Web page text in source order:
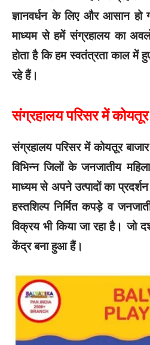
ज्ञानवर्धन के लिए और आसान हो
माध्यम से हमें संग्रहालय का
होता है कि हम स्वतंत्रता काल में
रहे हैं।
संग्रहालय परिसर में कोयतूर
संग्रहालय परिसर में कोयतूर
विभिन्न जिलों के जनजातीय
माध्यम से अपने उत्पादों का
हस्तशिल्प निर्मित कपड़े व
विक्रय भी किया जा रहा है। जो
केंद्र बना हुआ हैं।